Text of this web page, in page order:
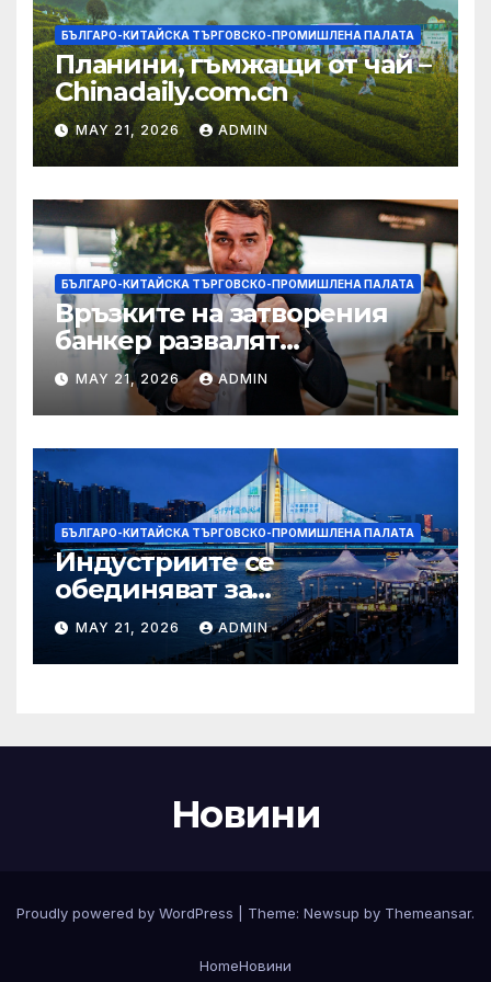
БЪЛГАРО-КИТАЙСКА ТЪРГОВСКО-ПРОМИШЛЕНА ПАЛАТА
Планини, гъмжащи от чай –
Chinadaily.com.cn
MAY 21, 2026 ADMIN
БЪЛГАРО-КИТАЙСКА ТЪРГОВСКО-ПРОМИШЛЕНА ПАЛАТА
Връзките на затворения
банкер развалят
надеждите на Флавио
Болсонаро за президент на
Бразилия
MAY 21, 2026 ADMIN
БЪЛГАРО-КИТАЙСКА ТЪРГОВСКО-ПРОМИШЛЕНА ПАЛАТА
Индустриите се
обединяват за
висококачествен растеж на
културния и
туристическия сектор
MAY 21, 2026 ADMIN
Новини
Proudly powered by WordPress Theme: Newsup by Themeansar.
HomeНовини